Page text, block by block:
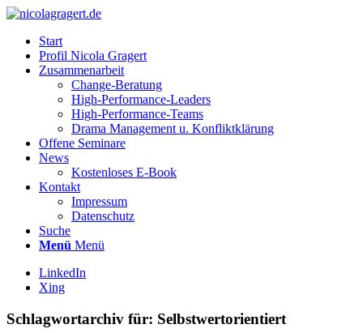
Start
Profil Nicola Gragert
Zusammenarbeit
Change-Beratung
High-Performance-Leaders
High-Performance-Teams
Drama Management u. Konfliktklärung
Offene Seminare
News
Kostenloses E-Book
Kontakt
Impressum
Datenschutz
Suche
Menü Menü
LinkedIn
Xing
Schlagwortarchiv für: Selbstwertorientiert